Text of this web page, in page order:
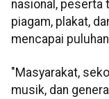
nasional, peserta
piagam, plakat,
mencapai
"Masyarakat,
musik, dan